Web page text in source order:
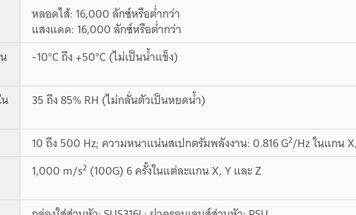
หลอดไส้: 16,000 ลักซ์หรือต่ำกว่า
แสงแดด: 16,000 ลักซ์หรือต่ำกว่า
-10°C ถึง +50°C (ไม่เป็นน้ำแข็ง)
35 ถึง 85% RH (ไม่กลั่นตัวเป็นหยดน้ำ)
10 ถึง 500 Hz; ความหนาแน่นสเปกตรัมพลังงาน: 0.816 G2/Hz ในแกน
1,000 m/s2 (100G) 6 ครั้งในแต่ละแกน X, Y และ Z